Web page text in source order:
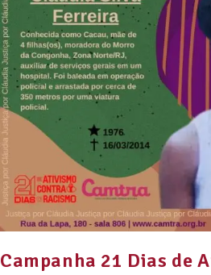
Campanha 21 Dias de